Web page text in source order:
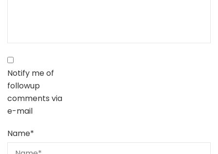
Notify me of
followup
comments via
e-mail
Name*